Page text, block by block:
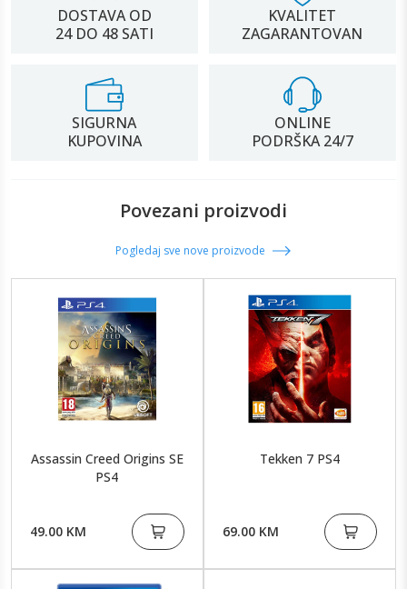
DOSTAVA OD
24 DO 48 SATI
KVALITET
ZAGARANTOVAN
SIGURNA
KUPOVINA
ONLINE
PODRŠKA 24/7
Povezani proizvodi
Pogledaj sve nove proizvode
Assassin Creed Origins SE
PS4
49.00 KM
Tekken 7 PS4
69.00 KM